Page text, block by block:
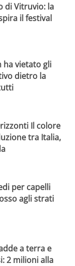
di Vitruvio: la
il festival
ha vietato gli
dietro la
Il colore
tra Italia,
per capelli
agli strati
a terra e
2 milioni alla